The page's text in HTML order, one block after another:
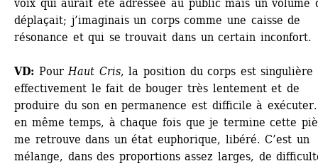
voix qui aurait été adressée au public mais un volume
déplaçait; j’imaginais un corps comme une caisse de
résonance et qui se trouvait dans un certain inconfort.
VD: Pour Haut Cris, la position du corps est singulière
effectivement le fait de bouger très lentement et de
produire du son en permanence est difficile à
en même temps, à chaque fois que je termine cette
me retrouve dans un état euphorique, libéré. C’est un
mélange, dans des proportions assez larges, de